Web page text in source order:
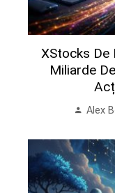
XStocks De
Miliarde
Alex